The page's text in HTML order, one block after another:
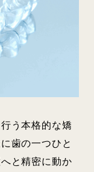
う本格的な矯
歯の一つひと
と精密に動か